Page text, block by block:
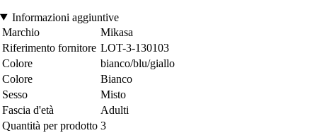
Informazioni aggiuntive
Marchio
Mikasa
Riferimento fornitore LOT-3-130103
Colore
bianco/blu/giallo
Colore
Bianco
Sesso
Misto
Fascia d'età
Adulti
Quantità per prodotto 3